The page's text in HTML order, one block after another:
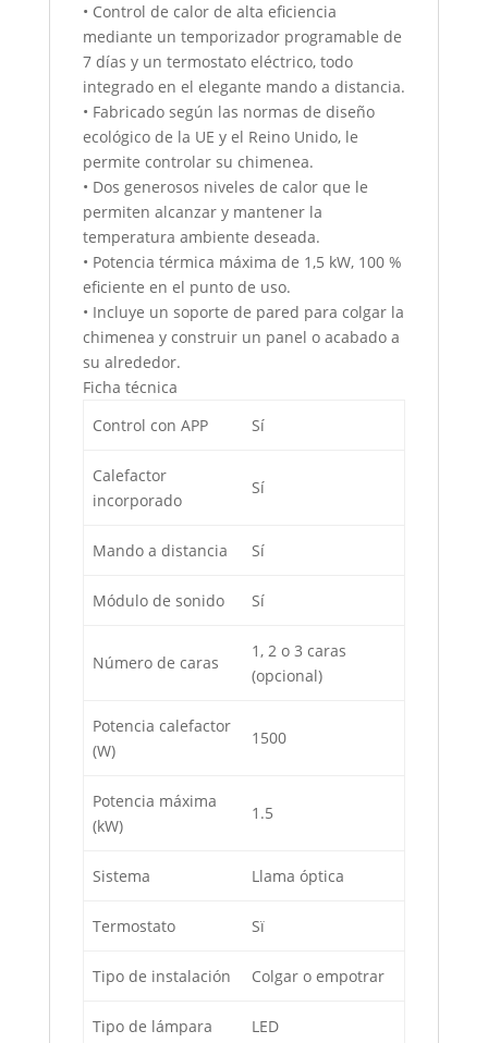
• Control de calor de alta eficiencia
mediante un temporizador programable de
7 días y un termostato eléctrico, todo
integrado en el elegante mando a distancia.
• ​​Fabricado según las normas de diseño
ecológico de la UE y el Reino Unido, le
permite controlar su chimenea.
• Dos generosos niveles de calor que le
permiten alcanzar y mantener la
temperatura ambiente deseada.
• Potencia térmica máxima de 1,5 kW, 100 %
eficiente en el punto de uso.
• Incluye un soporte de pared para colgar la
chimenea y construir un panel o acabado a
su alrededor.
Ficha técnica
Control con APP
Sí
Calefactor
incorporado
Sí
Mando a distancia Sí
Módulo de sonido Sí
Número de caras
1, 2 o 3 caras
(opcional)
Potencia calefactor
(W)
1500
Potencia máxima
(kW)
1.5
Sistema Llama óptica
Termostato Sï
Tipo de instalación Colgar o empotrar
Tipo de lámpara LED